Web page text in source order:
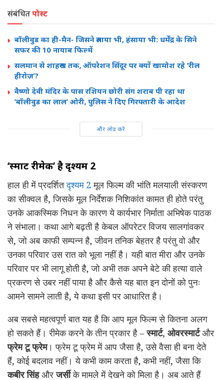
संबंधितपोस्ट
बॉलीवुड का ही-मैन- जिसने रुलाया भी, हंसाया भी: धर्मेंद्र के सिने
सफर की 10 नायाब फिल्में
सलमान से शाहरुख तक, ऑपरेशन सिंदूर पर क्यों खामोश रहे ‘रील
हीरोज़’?
वैष्णो देवी मंदिर के पास रशियन छोरी संग शराब पी रहा था
‘बॉलीवुड का लाल’ ओरी, पुलिस ने दिए गिरफ्तारी के आदेश
और लोड करें
‘स्मार्ट रीमेक’ है दृश्यम 2
हाल ही में प्रदर्शितदृश्यम 2 मूल फिल्म की भांति मलयाली संस्करण
का सीक्वल है, जिसके मूल निर्देशक निशिकांत कामत ही होते परंतु
उनके आकस्मिक निधन के कारण ये कार्यभार निर्माता अभिषेक पाठक
ने संभाला। कथा आगे बढ़ती है केबल ऑपरेटर विजय सालगांवकर
से, जो अब काफी सम्पन्न है, जीवन तनिक बेहतर है परंतु वो और
उनका परिवार उस रात को भूला नहीं है। यही बात मीरा और उनके
परिवार पर भी लागू होती है, जो अभी तक अपने बेटे की हत्या वाले
प्रकरण से उबर नहीं पाया है और कैसे यह बात इन दोनों को पुनः
आमने सामने लाती है, ये कथा इसी पर आधारित है।
अब सबसे महत्वपूर्ण बात यह है कि आप मूल फिल्म से कितना अलग
हो सकते हैं। रीमेक करने के तीन प्रकार है –स्मार्ट, ओवरस्मार्टऔर
फ्रेम टू फ्रेम। फ्रेम टू फ्रेम में आप जैसा है, उसे वैसा ही बना देते
हैं, कोई बदलाव नहीं। ये कभी काम करता है, कभी नहीं, जैसा कि
कबीर सिंहऔरजर्सीके मामले में देखने को मिला है। अब आते हैं